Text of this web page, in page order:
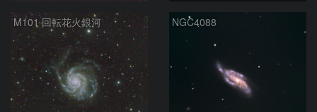
M101 回転花火銀河 NGC4088